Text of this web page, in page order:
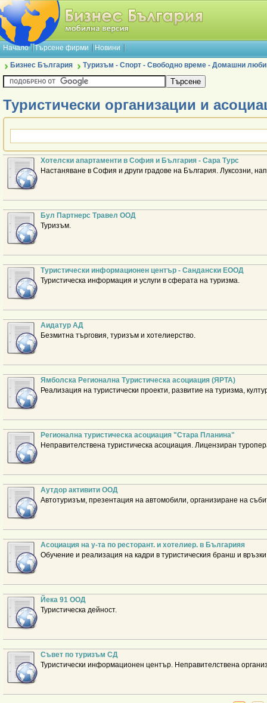
Начало Търсене фирми Новини
Бизнес България Туризъм - Спорт - Свободно време - Домашни
Туристически организации и
Хотелски апартаменти в София и България - Сара Турс
Настаняване в София и други градове на България. Луксозни,
Бул Партнерс Травел ООД
Туризъм.
Туристически информационен център - Сандански ЕООД
Туристическа информация и услуги в сферата на туризма.
Аидатур АД
Безмитна търговия, туризъм и хотелиерство.
Ямболска Регионална Туристическа асоциация (ЯРТА)
Реализация на туристически проекти, развитие на туризма,
Регионална туристическа асоциация "Стара Планина"
Неправителствена туристическа асоциация. Лицензиран
Аутдор активити ООД
Автотуризъм, презентация на автомобили, организиране на
Асоциация на у-та по ресторант. и хотелиер. в Българияя
Обучение и реализация на кадри в туристическия бранш и
Йека 91 ООД
Туристическа дейност.
Съвет по туризъм СД
Туристически информационен център. Неправителствена